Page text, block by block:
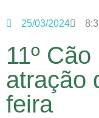
25/03/2024
11º
atração
feira